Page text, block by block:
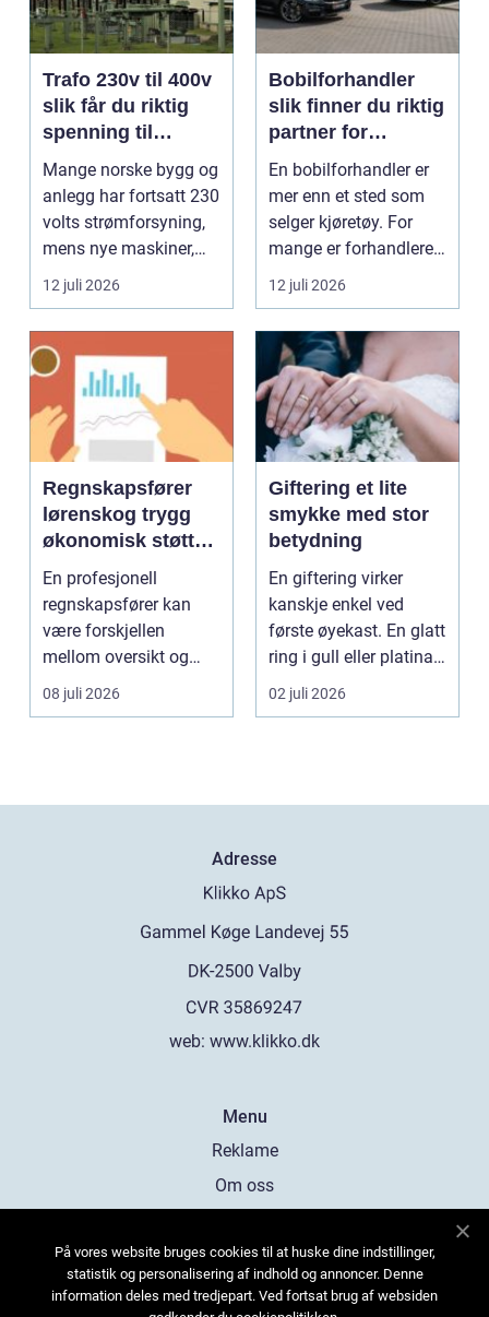
Trafo 230v til 400v
slik får du riktig
spenning til
moderne utstyr
Mange norske bygg og
anlegg har fortsatt 230
volts strømforsyning,
mens nye maskiner,
pumper, kompre...
12 juli 2026
Bobilforhandler
slik finner du riktig
partner for
feriedrømmen
En bobilforhandler er
mer enn et sted som
selger kjøretøy. For
mange er forhandleren
en langsiktig s...
12 juli 2026
Regnskapsfører
lørenskog trygg
økonomisk støtte i
hverdagen
En profesjonell
regnskapsfører kan
være forskjellen
mellom oversikt og
kaos i bedriftens
økonomi. Fo...
08 juli 2026
Giftering et lite
smykke med stor
betydning
En giftering virker
kanskje enkel ved
første øyekast. En glatt
ring i gull eller platina,
som sjelde...
02 juli 2026
Adresse
web: www.klikko.dk
Menu
Reklame
Om oss
Kontakt Oss
Sitemap
På vores website bruges cookies til at huske dine indstillinger,
statistik og personalisering af indhold og annoncer. Denne
information deles med tredjepart. Ved fortsat brug af websiden